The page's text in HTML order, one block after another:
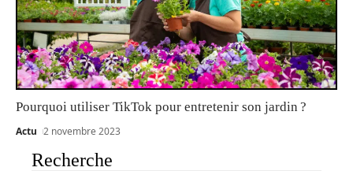
Pourquoi utiliser TikTok pour entretenir son jardin ?
Actu 2 novembre 2023
Recherche